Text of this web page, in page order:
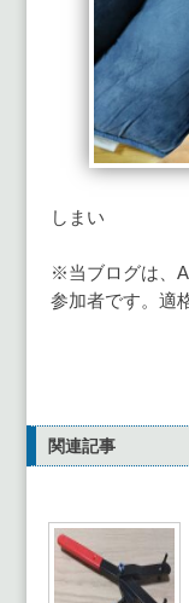
しまい
※当ブログは、
参加者です。適
関連記事